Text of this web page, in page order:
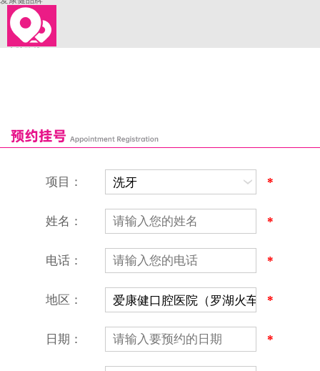
恒乐口腔诊所
富港口腔诊所
营业时间：9:00-18:00
（节假日照常上班）
项目： *
姓名： *
电话： *
地区： *
日期： *